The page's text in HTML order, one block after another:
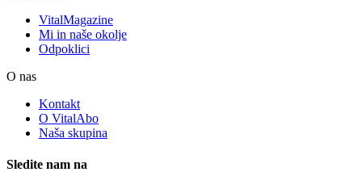
VitalMagazine
Mi in naše okolje
Odpoklici
O nas
Kontakt
O VitalAbo
Naša skupina
Sledite nam na